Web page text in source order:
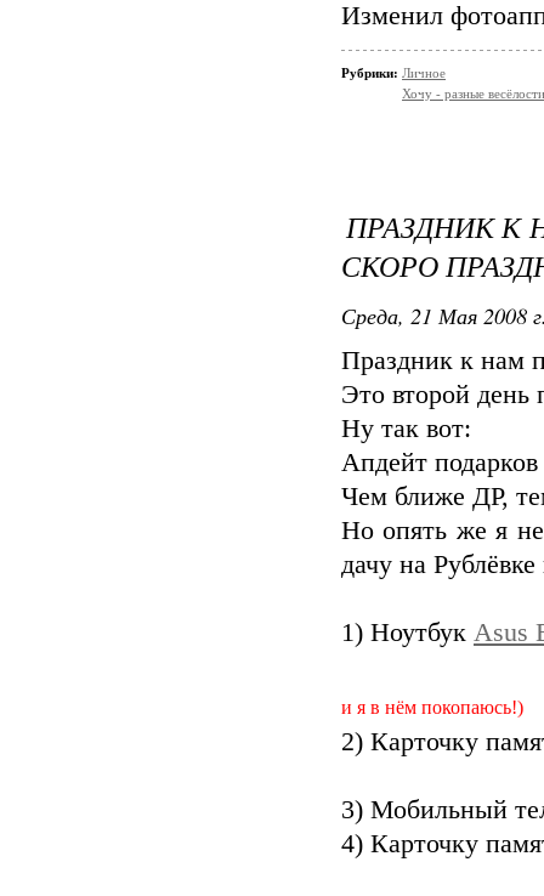
Изменил
Рубрики: Личное
Хочу - разные
ПРАЗДНИК К
СКОРО
Среда, 21 Мая 2008
Праздник к нам
Это второй день
Ну так вот:
Апдейт
Чем ближе ДР,
Но опять же я
дачу на
1) Ноутбук Asus
и я в нём покопаюсь!)
2) Карточку
3) Мобильный
4) Карточку